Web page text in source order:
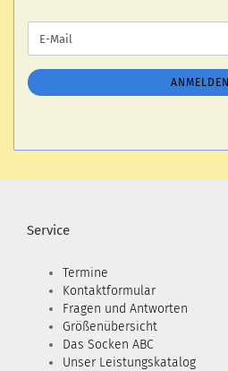
ZUR
ANMELDUNG
E-
Mail
ANMELDEN
Service
Termine
Kontaktformular
Fragen und Antworten
Größenübersicht
Das Socken ABC
Unser Leistungskatalog